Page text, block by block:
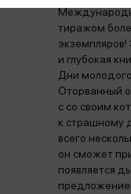
тиражом
и глубокая
Дни
Оторванный
с со своим
к страшному
всего
он сможет
появляется